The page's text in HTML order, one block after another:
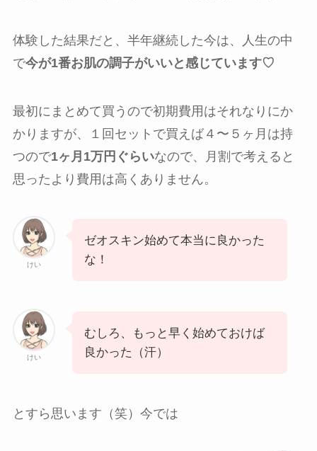
体験した結果だと、半年継続した今は、人生の中
で今が1番お肌の調子がいいと感じています♡
最初にまとめて買うので初期費用はそれなりにか
かりますが、１回セットで買えば４〜５ヶ月は持
つので1ヶ月1万円ぐらいなので、月割で考えると
思ったより費用は高くありません。
けい
ゼオスキン始めて本当に良かった
な！
けい
むしろ、もっと早く始めておけば
良かった（汗）
とすら思います（笑）今では